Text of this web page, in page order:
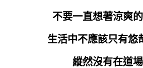
不要一直想著涼爽
生活中不應該只有悠
縱然沒有在道場